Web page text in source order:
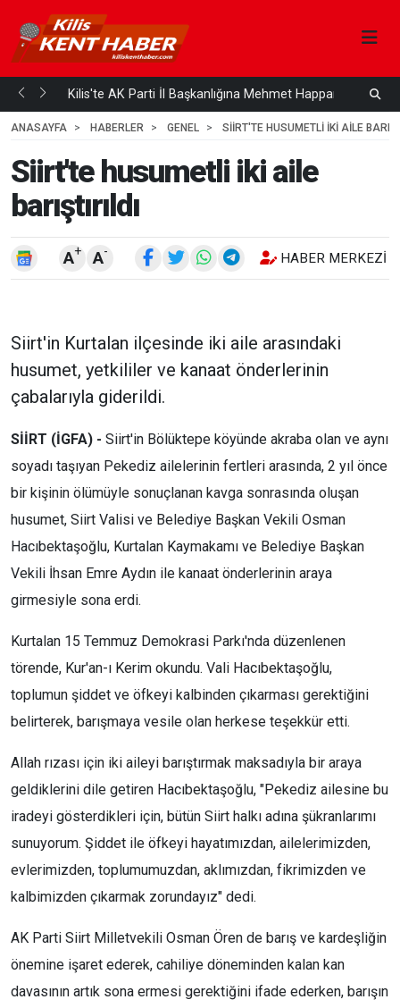
5 AY Kilis'te AK Parti İl Başkanlığına Mehmet Happani mi...
ANASAYFA
HABERLER GENEL SIIRT'TE HUSUMETLI IKI AILE
Siirt'te husumetli iki aile
barıştırıldı
A+ A- HABER MERKEZI
Siirt'in Kurtalan ilçesinde iki aile arasındaki
husumet, yetkililer ve kanaat önderlerinin
çabalarıyla giderildi.
SİİRT (İGFA) - Siirt'in Bölüktepe köyünde akraba olan ve aynı
soyadı taşıyan Pekediz ailelerinin fertleri arasında, 2 yıl önce
bir kişinin ölümüyle sonuçlanan kavga sonrasında oluşan
husumet, Siirt Valisi ve Belediye Başkan Vekili Osman
Hacıbektaşoğlu, Kurtalan Kaymakamı ve Belediye Başkan
Vekili İhsan Emre Aydın ile kanaat önderlerinin araya
girmesiyle sona erdi.
Kurtalan 15 Temmuz Demokrasi Parkı'nda düzenlenen
törende, Kur'an-ı Kerim okundu. Vali Hacıbektaşoğlu,
toplumun şiddet ve öfkeyi kalbinden çıkarması gerektiğini
belirterek, barışmaya vesile olan herkese teşekkür etti.
Allah rızası için iki aileyi barıştırmak maksadıyla bir araya
geldiklerini dile getiren Hacıbektaşoğlu, "Pekediz ailesine bu
iradeyi gösterdikleri için, bütün Siirt halkı adına şükranlarımı
sunuyorum. Şiddet ile öfkeyi hayatımızdan, ailelerimizden,
evlerimizden, toplumumuzdan, aklımızdan, fikrimizden ve
kalbimizden çıkarmak zorundayız" dedi.
AK Parti Siirt Milletvekili Osman Ören de barış ve kardeşliğin
önemine işaret ederek, cahiliye döneminden kalan kan
davasının artık sona ermesi gerektiğini ifade ederken, barışın